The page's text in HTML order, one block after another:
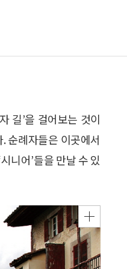
길’을 걸어보는 것이
순례자들은 이곳에서
니어’들을 만날 수 있